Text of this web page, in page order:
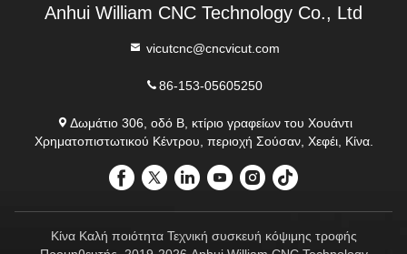
Anhui William CNC Technology Co., Ltd
vicutcnc@cncvicut.com
86-153-05605250
Δωμάτιο 306, οδό Β, κτίριο γραφείων του Χουάντι
Χρηματοπιστωτικού Κέντρου, περιοχή Σούσαν, Χεφέι, Κίνα.
Κίνα Καλή ποιότητα Τεχνική συσκευή κόψιμης τροφής